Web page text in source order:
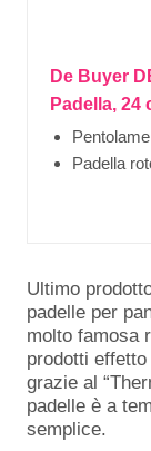
De Buyer
Padella, 24
Pentolame
Padella
Ultimo
padelle per
molto famosa
prodotti
grazie al
padelle è a
semplice.